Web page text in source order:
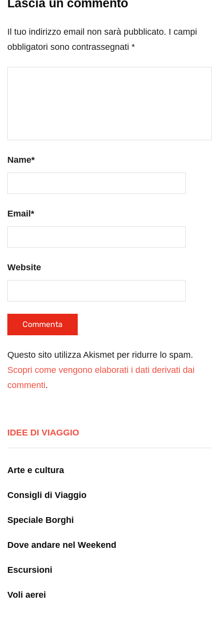
Lascia un commento
Il tuo indirizzo email non sarà pubblicato. I campi
obbligatori sono contrassegnati *
Name*
Email*
Website
Questo sito utilizza Akismet per ridurre lo spam.
Scopri come vengono elaborati i dati derivati dai
commenti.
IDEE DI VIAGGIO
Arte e cultura
Consigli di Viaggio
Speciale Borghi
Dove andare nel Weekend
Escursioni
Voli aerei